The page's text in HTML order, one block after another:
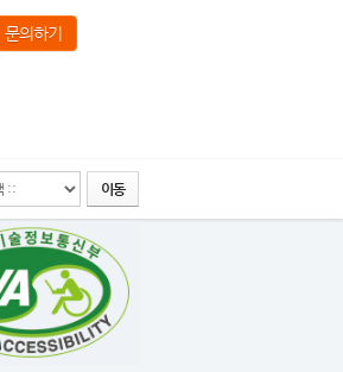
문의하기
이동